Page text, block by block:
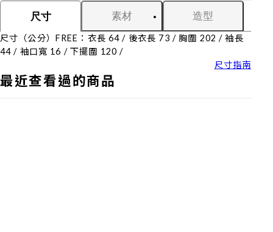
尺寸 素材 造型
尺寸（公分）FREE：衣長 64 / 後衣長 73 / 胸圍 202 / 袖長
44 / 袖口寬 16 / 下擺圍 120 /
尺寸指南
最近查看過的商品